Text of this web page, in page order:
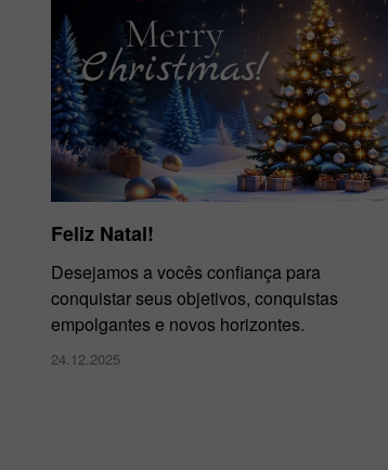
Feliz Natal!
Desejamos a vocês confiança para
conquistar seus objetivos, conquistas
empolgantes e novos horizontes.
24.12.2025